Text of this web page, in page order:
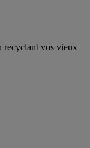
recyclant vos vieux